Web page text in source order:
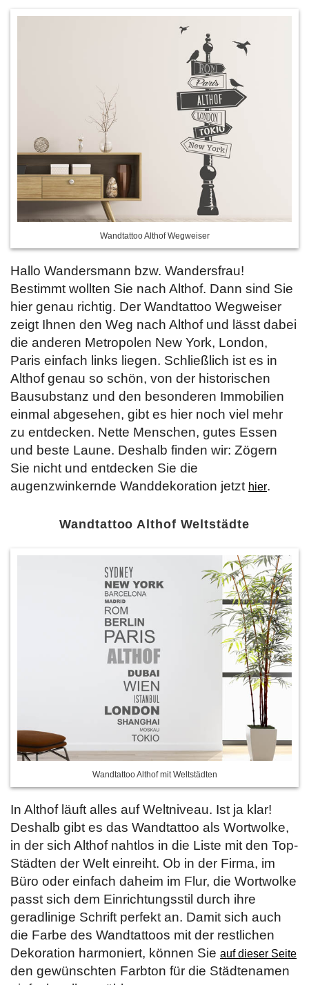
Wandtattoo Althof Wegweiser
Hallo Wandersmann bzw. Wandersfrau!
Bestimmt wollten Sie nach Althof. Dann sind Sie
hier genau richtig. Der Wandtattoo Wegweiser
zeigt Ihnen den Weg nach Althof und lässt dabei
die anderen Metropolen New York, London,
Paris einfach links liegen. Schließlich ist es in
Althof genau so schön, von der historischen
Bausubstanz und den besonderen Immobilien
einmal abgesehen, gibt es hier noch viel mehr
zu entdecken. Nette Menschen, gutes Essen
und beste Laune. Deshalb finden wir: Zögern
Sie nicht und entdecken Sie die
augenzwinkernde Wanddekoration jetzt hier.
Wandtattoo Althof Weltstädte
Wandtattoo Althof mit Weltstädten
In Althof läuft alles auf Weltniveau. Ist ja klar!
Deshalb gibt es das Wandtattoo als Wortwolke,
in der sich Althof nahtlos in die Liste mit den Top-
Städten der Welt einreiht. Ob in der Firma, im
Büro oder einfach daheim im Flur, die Wortwolke
passt sich dem Einrichtungsstil durch ihre
geradlinige Schrift perfekt an. Damit sich auch
die Farbe des Wandtattoos mit der restlichen
Dekoration harmoniert, können Sie auf dieser Seite
den gewünschten Farbton für die Städtenamen